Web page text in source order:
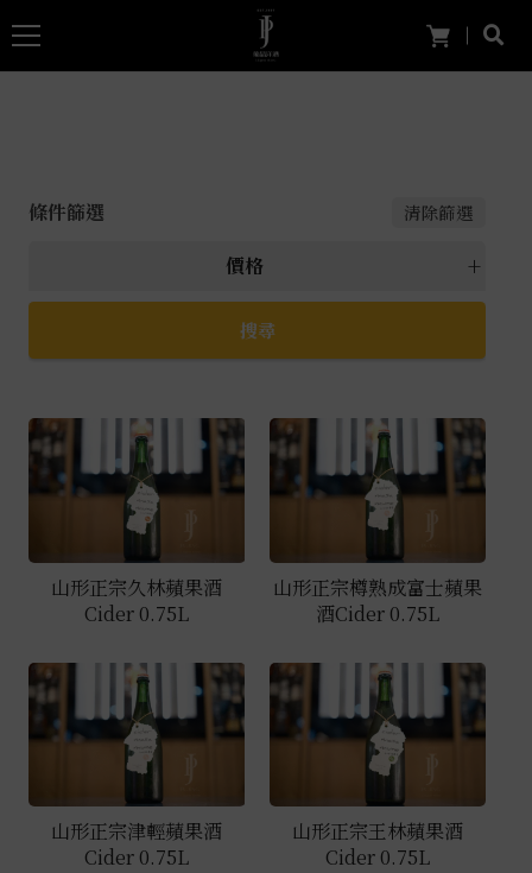
條件篩選 清除篩選
價格
所有 價格 萬元以上
5000元以上
3000元~3999元
999元以下
山形正宗久林蘋果酒
Cider 0.75L
山形正宗樽熟成富士蘋果
酒Cider 0.75L
山形正宗津輕蘋果酒
Cider 0.75L
山形正宗王林蘋果酒
Cider 0.75L